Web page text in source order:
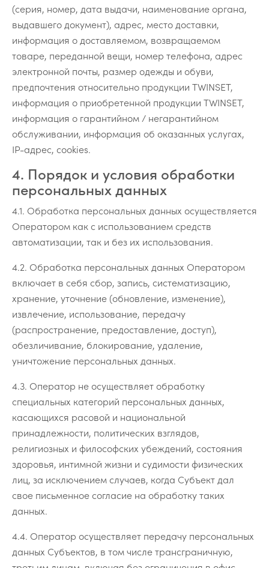
(серия, номер, дата выдачи, наименование органа,
выдавшего документ), адрес, место доставки,
информация о доставляемом, возвращаемом
товаре, переданной вещи, номер телефона, адрес
электронной почты, размер одежды и обуви,
предпочтения относительно продукции TWINSET,
информация о приобретенной продукции TWINSET,
информация о гарантийном / негарантийном
обслуживании, информация об оказанных услугах,
IP-адрес, cookies.
4. Порядок и условия обработки
персональных данных
4.1. Обработка персональных данных осуществляется
Оператором как с использованием средств
автоматизации, так и без их использования.
4.2. Обработка персональных данных Оператором
включает в себя сбор, запись, систематизацию,
хранение, уточнение (обновление, изменение),
извлечение, использование, передачу
(распространение, предоставление, доступ),
обезличивание, блокирование, удаление,
уничтожение персональных данных.
4.3. Оператор не осуществляет обработку
специальных категорий персональных данных,
касающихся расовой и национальной
принадлежности, политических взглядов,
религиозных и философских убеждений, состояния
здоровья, интимной жизни и судимости физических
лиц, за исключением случаев, когда Субъект дал
свое письменное согласие на обработку таких
данных.
4.4. Оператор осуществляет передачу персональных
данных Субъектов, в том числе трансграничную,